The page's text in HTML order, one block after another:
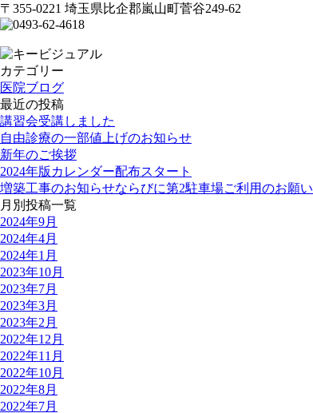
〒355-0221 埼玉県比企郡嵐山町菅谷249-62
カテゴリー
医院ブログ
最近の投稿
講習会受講しました
自由診療の一部値上げのお知らせ
新年のご挨拶
2024年版カレンダー配布スタート
増築工事のお知らせならびに第2駐車場ご利用のお願い
月別投稿一覧
2024年9月
2024年4月
2024年1月
2023年10月
2023年7月
2023年3月
2023年2月
2022年12月
2022年11月
2022年10月
2022年8月
2022年7月